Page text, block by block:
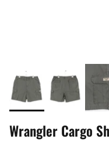
Wrangler Cargo